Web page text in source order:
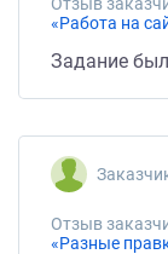
«Работа на
Задание
Отзыв
«Разные